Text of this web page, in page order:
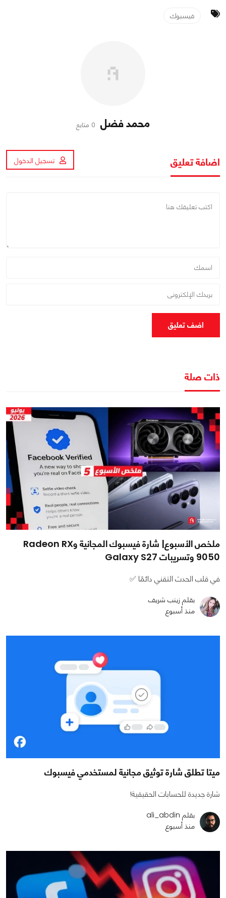
فيسبوك
محمد فضل 0 متابع
اضافة تعليق تسجيل الدخول
اضف تعليق
ذات صلة
ملخص الأسبوع| شارة فيسبوك المجانية وRadeon RX
9050 وتسريبات Galaxy S27
في قلب الحدث التقني دائمًا ✅
بقلم زينب شريف
منذ أسبوع
ميتا تطلق شارة توثيق مجانية لمستخدمي فيسبوك
شارة جديدة للحسابات الحقيقية!
بقلم ali_abdin
منذ أسبوع